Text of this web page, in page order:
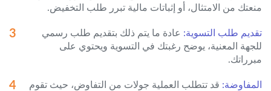
منعتك من الامتثال، أو إثباتات مالية تبرر طلب التخفيض.
تقديم طلب التسوية: عادة ما يتم ذلك بتقديم طلب رسمي
للجهة المعنية، يوضح رغبتك في التسوية ويحتوي على
مبرراتك.
المفاوضة: قد تتطلب العملية جولات من التفاوض، حيث تقوم